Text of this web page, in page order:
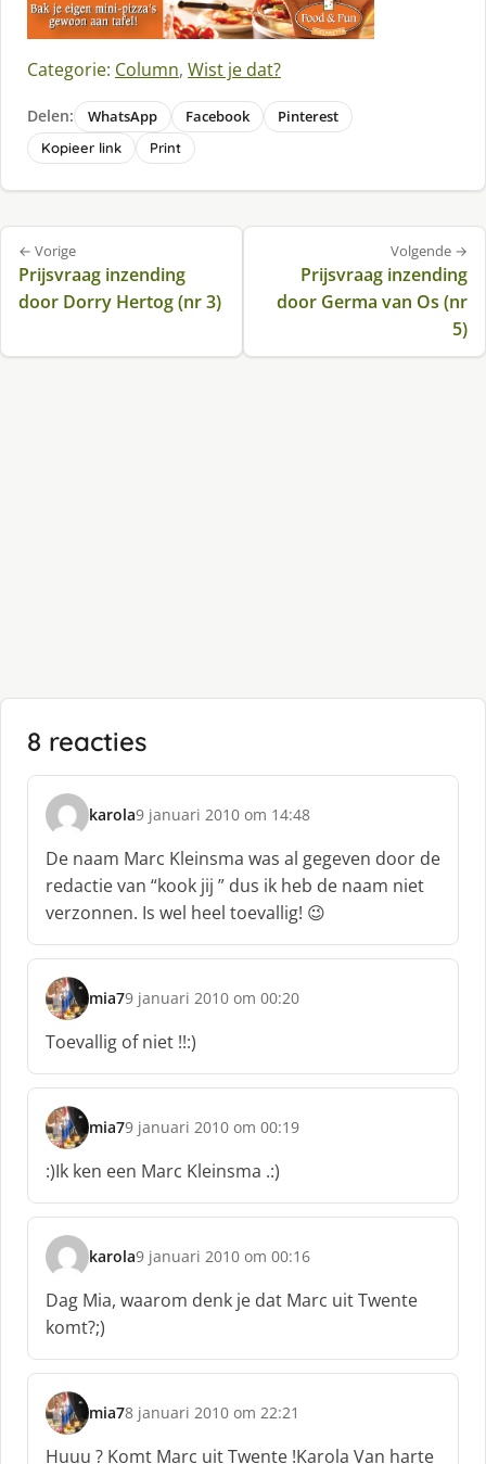
Categorie: Column, Wist je dat?
Delen: WhatsApp Facebook Pinterest
Kopieer link Print
Bericht
navigatie
← Vorige
Prijsvraag inzending
door Dorry Hertog (nr 3)
Volgende →
Prijsvraag inzending
door Germa van Os (nr
5)
8 reacties
karola
s
c
h
r
e
e
f
:
9 januari 2010 om 14:48
De naam Marc Kleinsma was al gegeven door de
redactie van “kook jij ” dus ik heb de naam niet
verzonnen. Is wel heel toevallig! 😉
mia7
s
c
h
r
e
f
:
9 januari 2010 om 00:20
Toevallig of niet !!:)
mia7
s
c
h
r
e
f
:
9 januari 2010 om 00:19
:)Ik ken een Marc Kleinsma .:)
karola
s
c
h
r
e
f
:
9 januari 2010 om 00:16
Dag Mia, waarom denk je dat Marc uit Twente
komt?;)
mia7
s
c
8 januari 2010 om 22:21
Huuu ? Komt Marc uit Twente !Karola Van harte